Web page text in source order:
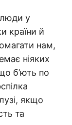
люди у
країни й
нам,
ніяких
б’ють по
якщо
та